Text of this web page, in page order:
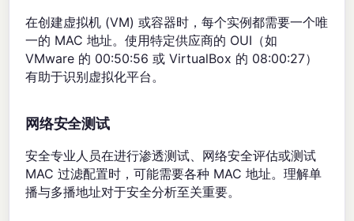
在创建虚拟机 (VM) 或容器时，每个实例都需要一个唯
一的 MAC 地址。使用特定供应商的 OUI（如
VMware 的 00:50:56 或 VirtualBox 的 08:00:27）
有助于识别虚拟化平台。
网络安全测试
安全专业人员在进行渗透测试、网络安全评估或测试
MAC 过滤配置时，可能需要各种 MAC 地址。理解单
播与多播地址对于安全分析至关重要。